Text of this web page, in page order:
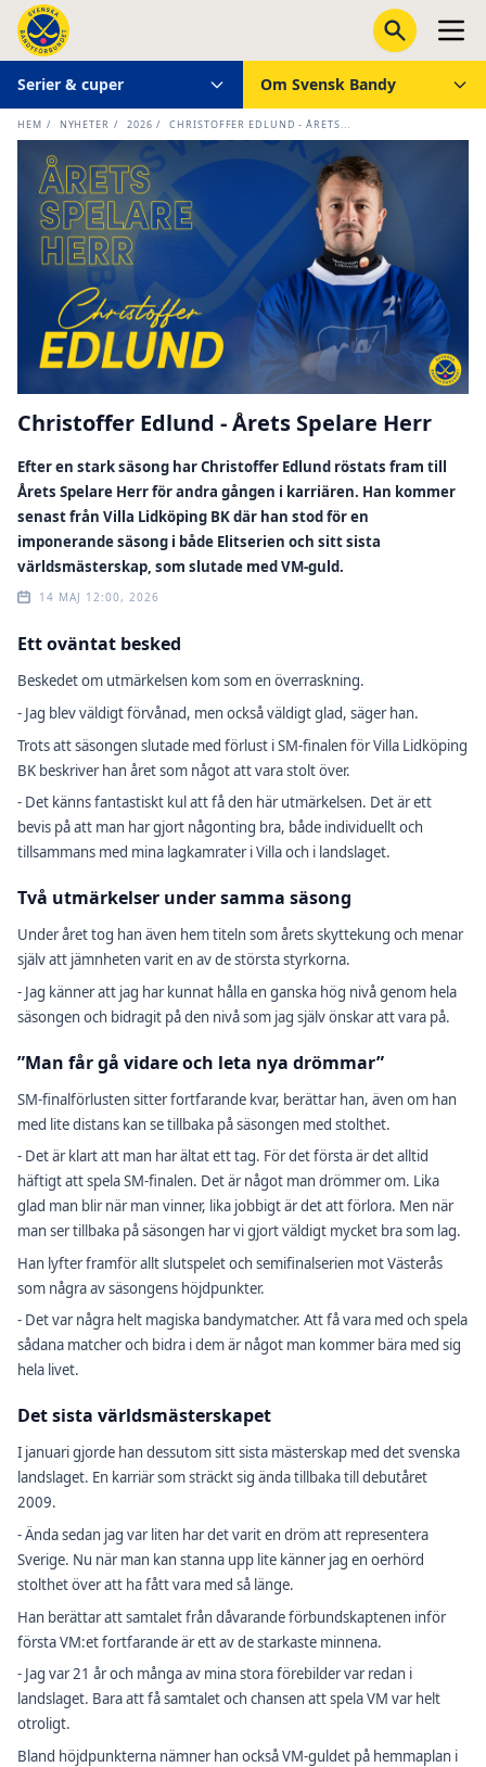
Serier & cuper Om Svensk Bandy
HEM / NYHETER / 2026 / CHRISTOFFER EDLUND - ÅRETS...
Christoffer Edlund - Årets Spelare Herr
Efter en stark säsong har Christoffer Edlund röstats fram till
Årets Spelare Herr för andra gången i karriären. Han kommer
senast från Villa Lidköping BK där han stod för en
imponerande säsong i både Elitserien och sitt sista
världsmästerskap, som slutade med VM-guld.
14 MAJ 12:00, 2026
Ett oväntat besked
Beskedet om utmärkelsen kom som en överraskning.
- Jag blev väldigt förvånad, men också väldigt glad, säger han.
Trots att säsongen slutade med förlust i SM-finalen för Villa Lidköping
BK beskriver han året som något att vara stolt över.
- Det känns fantastiskt kul att få den här utmärkelsen. Det är ett
bevis på att man har gjort någonting bra, både individuellt och
tillsammans med mina lagkamrater i Villa och i landslaget.
Två utmärkelser under samma säsong
Under året tog han även hem titeln som årets skyttekung och menar
själv att jämnheten varit en av de största styrkorna.
- Jag känner att jag har kunnat hålla en ganska hög nivå genom hela
säsongen och bidragit på den nivå som jag själv önskar att vara på.
”Man får gå vidare och leta nya drömmar”
SM-finalförlusten sitter fortfarande kvar, berättar han, även om han
med lite distans kan se tillbaka på säsongen med stolthet.
- Det är klart att man har ältat ett tag. För det första är det alltid
häftigt att spela SM-finalen. Det är något man drömmer om. Lika
glad man blir när man vinner, lika jobbigt är det att förlora. Men när
man ser tillbaka på säsongen har vi gjort väldigt mycket bra som lag.
Han lyfter framför allt slutspelet och semifinalserien mot Västerås
som några av säsongens höjdpunkter.
- Det var några helt magiska bandymatcher. Att få vara med och spela
sådana matcher och bidra i dem är något man kommer bära med sig
hela livet.
Det sista världsmästerskapet
I januari gjorde han dessutom sitt sista mästerskap med det svenska
landslaget. En karriär som sträckt sig ända tillbaka till debutåret
2009.
- Ända sedan jag var liten har det varit en dröm att representera
Sverige. Nu när man kan stanna upp lite känner jag en oerhörd
stolthet över att ha fått vara med så länge.
Han berättar att samtalet från dåvarande förbundskaptenen inför
första VM:et fortfarande är ett av de starkaste minnena.
- Jag var 21 år och många av mina stora förebilder var redan i
landslaget. Bara att få samtalet och chansen att spela VM var helt
otroligt.
Bland höjdpunkterna nämner han också VM-guldet på hemmaplan i